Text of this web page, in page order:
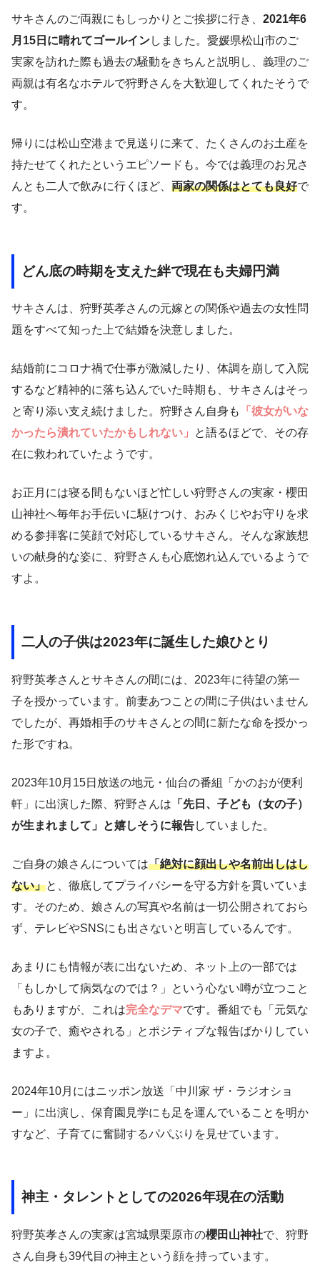
サキさんのご両親にもしっかりとご挨拶に行き、 2021年6
月15日に晴れてゴールインしました。愛媛県松山市のご
実家を訪れた際も過去の騒動をきちんと説明し、義理のご
両親は有名なホテルで狩野さんを大歓迎してくれたそうで
す。
帰りには松山空港まで見送りに来て、たくさんのお土産を
持たせてくれたというエピソードも。今では義理のお兄さ
んとも二人で飲みに行くほど、 両家の関係はとても良好で
す。
どん底の時期を支えた絆で現在も夫婦円満
サキさんは、狩野英孝さんの元嫁との関係や過去の女性問
題をすべて知った上で結婚を決意しました。
結婚前にコロナ禍で仕事が激減したり、体調を崩して入院
するなど精神的に落ち込んでいた時期も、サキさんはそっ
と寄り添い支え続けました。狩野さん自身も
「彼女がいな
かったら潰れていたかもしれない」
と語るほどで、その存
在に救われていたようです。
お正月には寝る間もないほど忙しい狩野さんの実家・櫻田
山神社へ毎年お手伝いに駆けつけ、おみくじやお守りを求
める参拝客に笑顔で対応しているサキさん。そんな家族想
いの献身的な姿に、狩野さんも心底惚れ込んでいるようで
すよ。
二人の子供は2023年に誕生した娘ひとり
狩野英孝さんとサキさんの間には、2023年に待望の第一
子を授かっています。前妻あつことの間に子供はいません
でしたが、再婚相手のサキさんとの間に新たな命を授かっ
た形ですね。
2023年10月15日放送の地元・仙台の番組「かのおが便利
軒」に出演した際、狩野さんは 「先日、子ども（女の子）
が生まれまして」と嬉しそうに報告していました。
ご自身の娘さんについては「絶対に顔出しや名前出しはし
ない」と、徹底してプライバシーを守る方針を貫いていま
す。そのため、娘さんの写真や名前は一切公開されておら
ず、テレビやSNSにも出さないと明言しているんです。
あまりにも情報が表に出ないため、ネット上の一部では
「もしかして病気なのでは？」という心ない噂が立つこと
もありますが、これは完全なデマです。番組でも「元気な
女の子で、癒やされる」とポジティブな報告ばかりしてい
ますよ。
2024年10月にはニッポン放送「中川家 ザ・ラジオショ
ー」に出演し、保育園見学にも足を運んでいることを明か
すなど、子育てに奮闘するパパぶりを見せています。
神主・タレントとしての2026年現在の活動
狩野英孝さんの実家は宮城県栗原市の櫻田山神社で、狩野
さん自身も39代目の神主という顔を持っています。